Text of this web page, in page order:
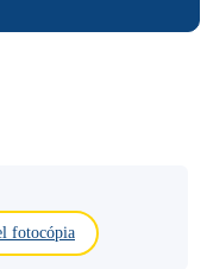
fotocópia